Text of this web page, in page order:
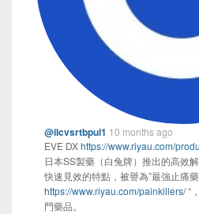
@ilcvsrtbpul1 10 months ago
EVE DXhttps://www.riyau.com/
日本SS製藥（白兔牌）推出的高效
快速見效的特點，被譽為”最強止痛藥
https://www.riyau.com/painkillers/“
門藥品。